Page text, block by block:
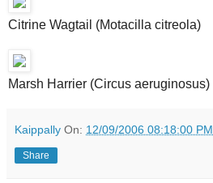
Citrine Wagtail (Motacilla citreola)
Marsh Harrier (Circus aeruginosus)
Kaippally On: 12/09/2006 08:18:00 PM
Share